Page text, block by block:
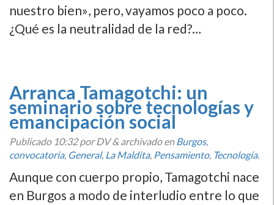
nuestro bien», pero, vayamos poco a poco.
¿Qué es la neutralidad de la red?…
Arranca Tamagotchi: un
seminario sobre tecnologí­as y
emancipación social
Publicado 10:32por DV&archivado enBurgos,
convocatoria, General, La Maldita, Pensamiento, Tecnologí­a.
Aunque con cuerpo propio, Tamagotchi nace
en Burgos a modo de interludio entre lo que